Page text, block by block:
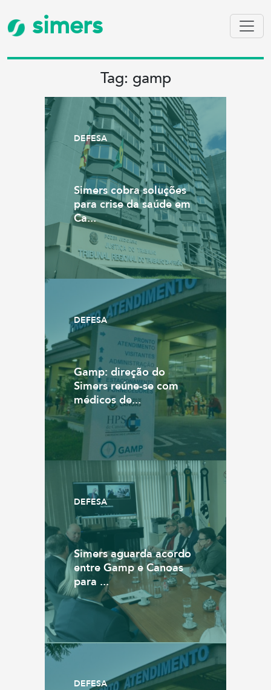
simers
Tag: gamp
DEFESA
Simers cobra soluções
para crise da saúde em
Ca...
DEFESA
Gamp: direção do
Simers reúne-se com
médicos de...
DEFESA
Simers aguarda acordo
entre Gamp e Canoas
para ...
DEFESA